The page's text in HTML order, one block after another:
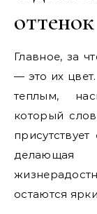
оттенок
Главное, за
— это их
теплым,
который
остаются